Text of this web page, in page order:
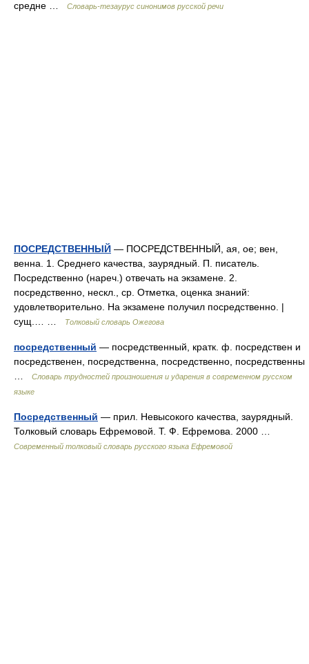
средне … Словарь-тезаурус синонимов русской речи
ПОСРЕДСТВЕННЫЙ — ПОСРЕДСТВЕННЫЙ, ая, ое; вен,
венна. 1. Среднего качества, заурядный. П. писатель.
Посредственно (нареч.) отвечать на экзамене. 2.
посредственно, нескл., ср. Отметка, оценка знаний:
удовлетворительно. На экзамене получил посредственно. |
сущ.… …
Толковый словарь Ожегова
посредственный — посредственный, кратк. ф. посредствен и
посредственен, посредственна, посредственно, посредственны
Словарь трудностей произношения и ударения в современном русском
языке
Посредственный — прил. Невысокого качества, заурядный.
Толковый словарь Ефремовой. Т. Ф. Ефремова. 2000 …
Современный толковый словарь русского языка Ефремовой